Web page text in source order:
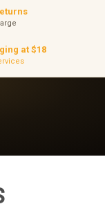
at $18